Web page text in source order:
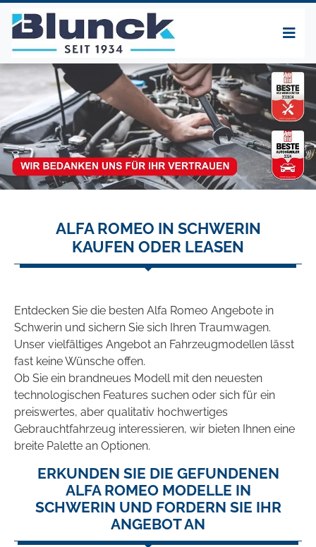
ALFA ROMEO IN SCHWERIN
KAUFEN ODER LEASEN
Entdecken Sie die besten Alfa Romeo Angebote in
Schwerin und sichern Sie sich Ihren Traumwagen.
Unser vielfältiges Angebot an Fahrzeugmodellen lässt
fast keine Wünsche offen.
Ob Sie ein brandneues Modell mit den neuesten
technologischen Features suchen oder sich für ein
preiswertes, aber qualitativ hochwertiges
Gebrauchtfahrzeug interessieren, wir bieten Ihnen eine
breite Palette an Optionen.
ERKUNDEN SIE DIE GEFUNDENEN
ALFA ROMEO MODELLE IN
SCHWERIN UND FORDERN SIE IHR
ANGEBOT AN